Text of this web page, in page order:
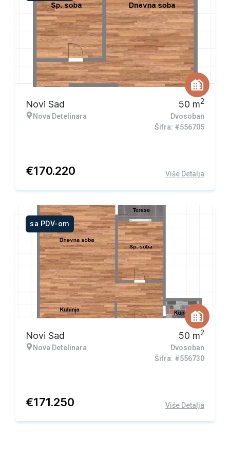
Novi Sad
Nova Detelinara
50 m2
Dvosoban
Šifra: #556705
€170.220 Više Detalja
sa PDV-om
Novi Sad
Nova Detelinara
50 m2
Dvosoban
Šifra: #556730
€171.250 Više Detalja